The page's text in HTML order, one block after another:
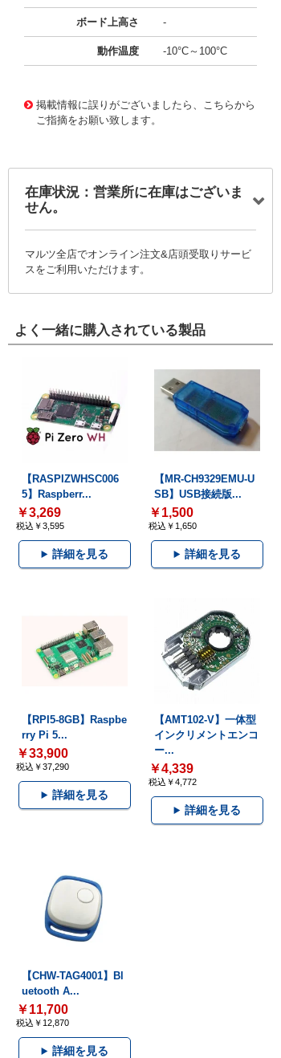
ボード上高さ -
動作温度 -10°C～100°C
掲載情報に誤りがございましたら、こちらから
ご指摘をお願い致します。
在庫状況：営業所に在庫はございま
せん。
マルツ全店でオンライン注文&店頭受取りサービ
スをご利用いただけます。
よく一緒に購入されている製品
【RASPIZWHSC006
5】Raspberr...
￥3,269
税込￥3,595
詳細を見る
【MR-CH9329EMU-U
SB】USB接続版...
￥1,500
税込￥1,650
詳細を見る
【RPI5-8GB】Raspbe
rry Pi 5...
￥33,900
税込￥37,290
詳細を見る
【AMT102-V】一体型
インクリメントエンコ
ー...
￥4,339
税込￥4,772
詳細を見る
【CHW-TAG4001】Bl
uetooth A...
￥11,700
税込￥12,870
詳細を見る